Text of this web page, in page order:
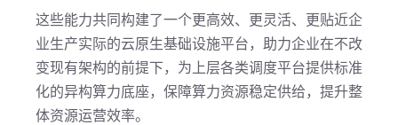
这些能力共同构建了一个更高效、更灵活、更贴近企
业生产实际的云原生基础设施平台，助力企业在不改
变现有架构的前提下，为上层各类调度平台提供标准
化的异构算力底座，保障算力资源稳定供给，提升整
体资源运营效率。